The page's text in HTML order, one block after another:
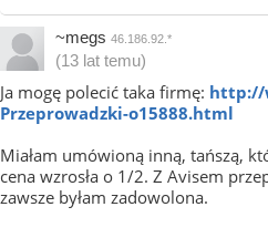
~megs 46.186.92.*
(13 lat temu)
Ja mogę polecić taka firmę: http://
Przeprowadzki-o15888.html
Miałam umówioną inną, tańszą,
cena wzrosła o 1/2. Z Avisem
zawsze byłam zadowolona.